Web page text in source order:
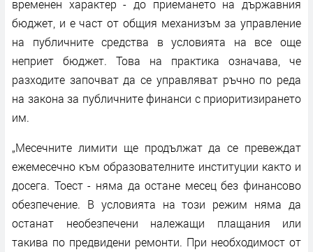
временен характер - до приемането на държавния
бюджет, и е част от общия механизъм за управление
на публичните средства в условията на все още
неприет бюджет. Това на практика означава, че
разходите започват да се управляват ръчно по реда
на закона за публичните финанси с приоритизирането
им.
„Месечните лимити ще продължат да се превеждат
ежемесечно към образователните институции както и
досега. Тоест - няма да остане месец без финансово
обезпечение. В условията на този режим няма да
останат необезпечени належащи плащания или
такива по предвидени ремонти. При необходимост от